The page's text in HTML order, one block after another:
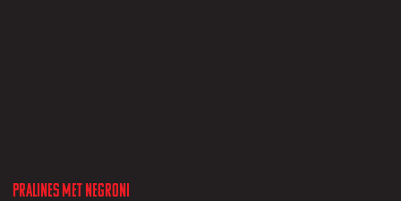
Pralines met negroni